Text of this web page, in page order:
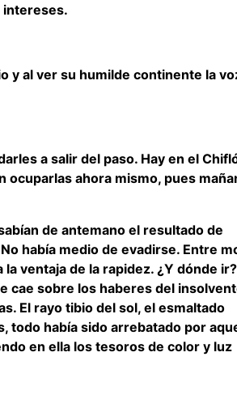
intereses.
y al ver su humilde continente la
a salir del paso. Hay en el
ocuparlas ahora mismo, pues
de antemano el resultado de
había medio de evadirse. Entre
ventaja de la rapidez. ¿Y dónde
cae sobre los haberes del
El rayo tibio del sol, el esmaltado
todo había sido arrebatado por
en ella los tesoros de color y luz